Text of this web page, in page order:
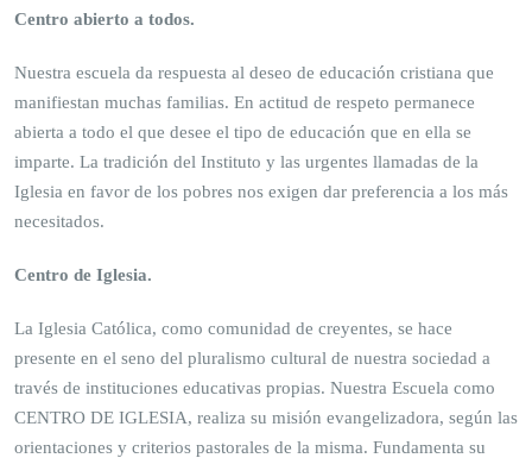
Centro abierto a todos.
Nuestra escuela da respuesta al deseo de educación cristiana que
manifiestan muchas familias. En actitud de respeto permanece
abierta a todo el que desee el tipo de educación que en ella se
imparte. La tradición del Instituto y las urgentes llamadas de la
Iglesia en favor de los pobres nos exigen dar preferencia a los más
necesitados.
Centro de Iglesia.
La Iglesia Católica, como comunidad de creyentes, se hace
presente en el seno del pluralismo cultural de nuestra sociedad a
través de instituciones educativas propias. Nuestra Escuela como
CENTRO DE IGLESIA, realiza su misión evangelizadora, según las
orientaciones y criterios pastorales de la misma. Fundamenta su